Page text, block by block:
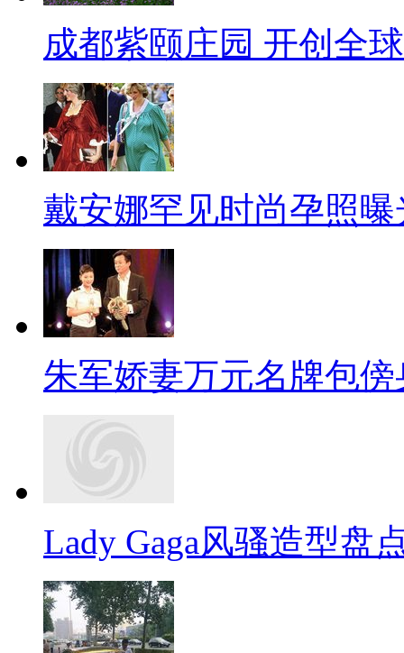
成都紫颐庄园 开创全
戴安娜罕见时尚孕照
朱军娇妻万元名牌包
Lady Gaga风骚造型盘